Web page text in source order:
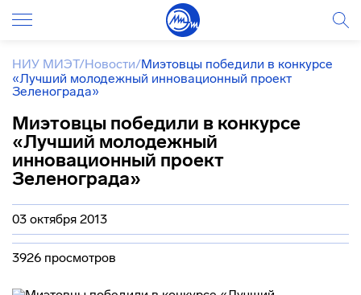
НИУ МИЭТ/Новости/Миэтовцы победили в конкурсе
«Лучший молодежный инновационный проект
Зеленограда»
Миэтовцы победили в конкурсе
«Лучший молодежный
инновационный проект
Зеленограда»
03 октября 2013
3926 просмотров